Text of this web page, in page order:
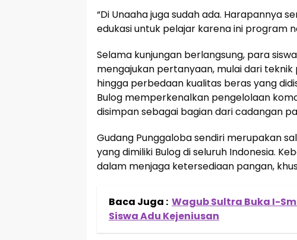
“Di Unaaha juga sudah ada. Harapannya
edukasi untuk pelajar karena ini program
Selama kunjungan berlangsung, para
mengajukan pertanyaan, mulai dari
hingga perbedaan kualitas beras yang
Bulog memperkenalkan pengelolaan
disimpan sebagai bagian dari cadangan
Gudang Punggaloba sendiri merupakan
yang dimiliki Bulog di seluruh Indonesia.
dalam menjaga ketersediaan pangan,
Baca Juga : Wagub Sultra Buka I-
Siswa Adu Kejeniusan